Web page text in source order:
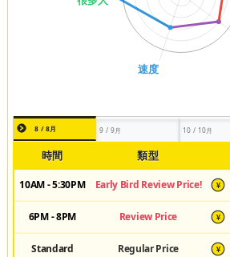
8 / 8月 9 / 9月 10 / 10月
時間 類型
10AM - 5:30PM Early Bird Review Price! ¥
6PM - 8PM Review Price ¥
Standard Regular Price ¥